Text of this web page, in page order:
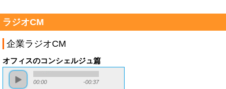
ラジオCM
企業ラジオCM
オフィスのコンシェルジュ篇
00:00 -00:37